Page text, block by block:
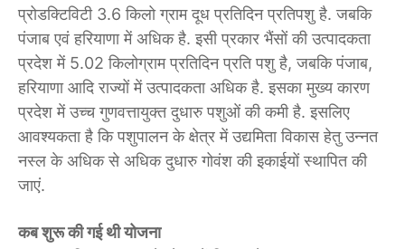
प्रोडक्टिविटी 3.6 किलो ग्राम दूध प्रतिदिन प्रतिपशु है. जबकि
पंजाब एवं हरियाणा में अधिक है. इसी प्रकार भैंसों की उत्पादकता
प्रदेश में 5.02 किलोग्राम प्रतिदिन प्रति पशु है, जबकि पंजाब,
हरियाणा आदि राज्यों में उत्पादकता अधिक है. इसका मुख्य कारण
प्रदेश में उच्च गुणवत्तायुक्त दुधारु पशुओं की कमी है. इसलिए
आवश्यकता है कि पशुपालन के क्षेत्र में उद्यमिता विकास हेतु उन्नत
नस्ल के अधिक से अधिक दुधारु गोवंश की इकाईयों स्थापित की
जाएं.
कब शुरू की गई थी योजना